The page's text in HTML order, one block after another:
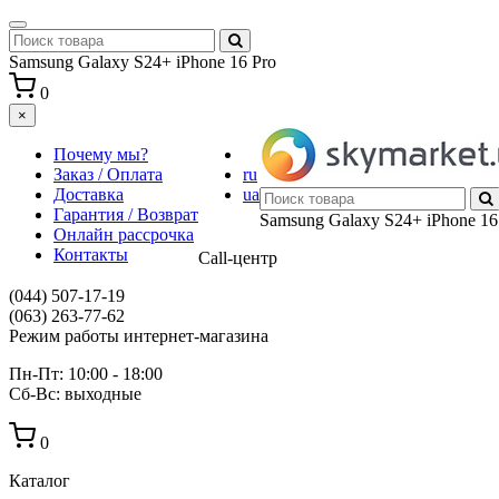
Samsung Galaxy S24+ iPhone 16 Pro
0
×
Почему мы?
Заказ / Оплата
Доставка
Гарантия / Возврат
Онлайн рассрочка
Контакты
ru
ua
Samsung Galaxy S24+ iPhone
Call-центр
(044) 507-17-19
(063) 263-77-62
Режим работы интернет-магазина
Пн-Пт: 10:00 - 18:00
Сб-Вс: выходные
0
Каталог